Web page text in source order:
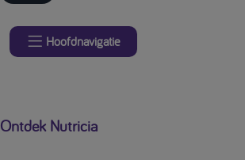
Hoofdnavigatie
Ontdek Nutricia